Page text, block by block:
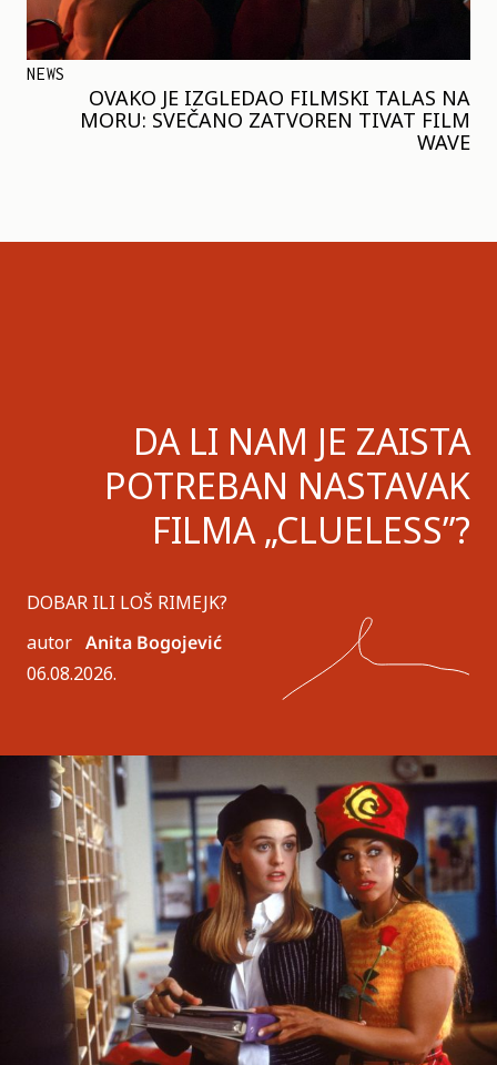
NEWS
OVAKO JE IZGLEDAO FILMSKI TALAS NA
MORU: SVEČANO ZATVOREN TIVAT FILM
WAVE
DA LI NAM JE ZAISTA
POTREBAN NASTAVAK
FILMA „CLUELESS”?
DOBAR ILI LOŠ RIMEJK?
autor Anita Bogojević
06.08.2026.